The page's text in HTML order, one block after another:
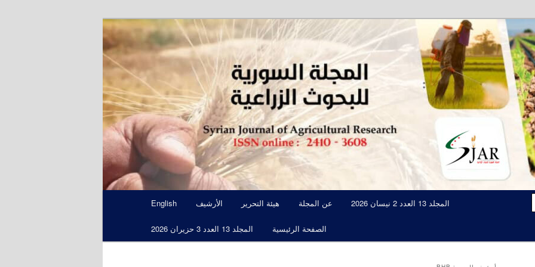
المجلة السورية للبحوث الزراعية SJAR
مجلة علمية محكمة تصدرها الهيئة العامة للبحوث العلمية الزراعية
English الأرشيف هيئة التحرير عن المجلة المجلد 13 العدد 2 نيسان 2026
المجلد 13 العدد 3 حزيران 2026 الصفحة الرئيسية